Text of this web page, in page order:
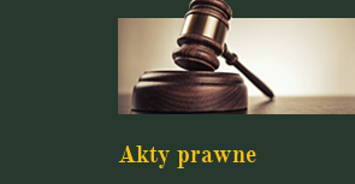
Akty prawne